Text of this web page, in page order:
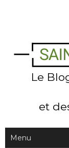
Le
et